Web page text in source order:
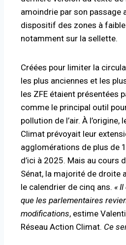
amoindrie par son passage
dispositif des zones à
notamment sur la sellette.
Créées pour limiter la
les plus anciennes et les
les ZFE étaient présentées
comme le principal outil
pollution de l’air. À
Climat prévoyait leur
agglomérations de plus de
d’ici à 2025. Mais au cours
Sénat, la majorité de droite
le calendrier de cinq ans. «Il
que les parlementaires
modifications, estime
Réseau Action Climat. Ce